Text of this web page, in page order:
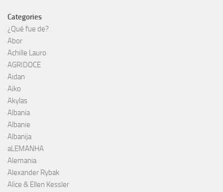
Categories
¿Qué fue de?
Abor
Achille Lauro
AGRIDOCE
Aidan
Aiko
Akylas
Albania
Albanie
Albanija
aLEMANHA
Alemania
Alexander Rybak
Alice & Ellen Kessler